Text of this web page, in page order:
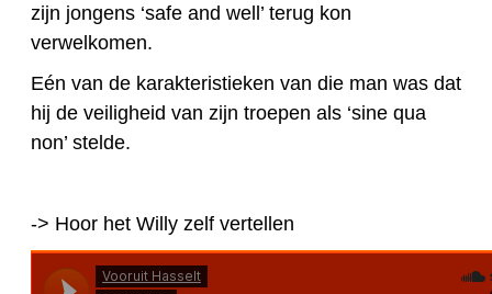
zijn jongens ‘safe and well’ terug kon
verwelkomen.
Eén van de karakteristieken van die man was dat
hij de veiligheid van zijn troepen als ‘sine qua
non’ stelde.
-> Hoor het Willy zelf vertellen